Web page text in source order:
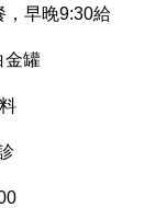
，早晚9:30給
金罐